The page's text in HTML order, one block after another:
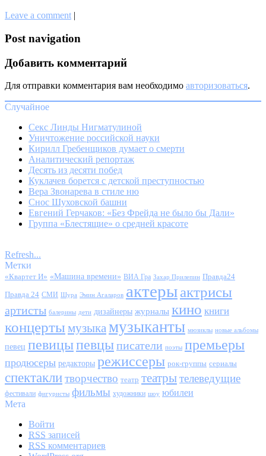
Leave a comment |
Post navigation
Добавить комментарий
Для отправки комментария вам необходимо авторизоваться.
Случайное
Секс Линды Нигматулиной
Уничтожение российской науки
Кирилл Гребенщиков думает о смерти
Аналитический репортаж
Десять из десяти побед
Куклачев борется с детской преступностью
Вера Звонарева в стиле ню
Снос Шуховской башни
Евгений Герчаков: «Без Фрейда не было бы Дали»
Группа «Блестящие» о средней красоте
Refresh...
Метки
«Квартет И» «Машина времени» ВИА Гра Захар Прилепин Правда24
Правда 24 СМИ Шура Эмин Агаларов актерыактрисы
артисты балерины дети дизайнеры журналы кино книги
концерты музыкамузыканты мюзиклы новые альбомы
певец певицыпевцыписатели поэты премьеры
продюсеры редакторы режиссеры рок-группы сериалы
спектаклитворчество театр театрытелеведущие
фестивали фигуристы фильмы художники шоу юбилеи
Мета
Войти
RSS записей
RSS комментариев